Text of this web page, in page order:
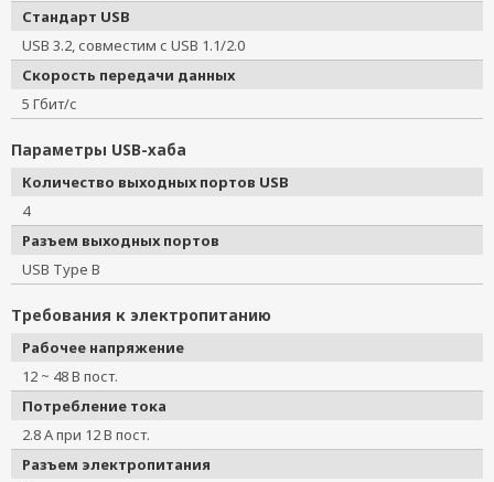
Стандарт USB
USB 3.2, совместим с USB 1.1/2.0
Скорость передачи данных
5 Гбит/с
Параметры USB-хаба
Количество выходных портов USB
4
Разъем выходных портов
USB Type B
Требования к электропитанию
Рабочее напряжение
12 ~ 48 В пост.
Потребление тока
2.8 A при 12 В пост.
Разъем электропитания